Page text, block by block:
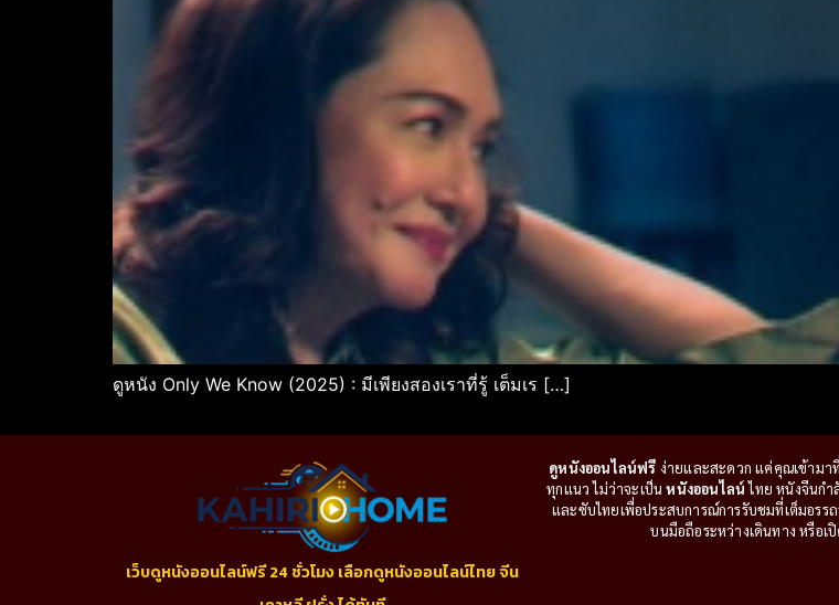
ดูหนัง Only We Know (2025) : มีเพียงสองเราที่รู้ เต็มเร […]
เว็บดูหนังออนไลน์ฟรี 24 ชั่วโมง เลือกดูหนังออนไลน์ไทย จีน
ดูหนังออนไลน์ฟรี ง่ายและสะดวก แค่คุณเข้ามาที่
ทุกแนว ไม่ว่าจะเป็นหนังออนไลน์ไทย หนังจีนกำ
และซับไทยเพื่อประสบการณ์การรับชมที่เต็มอรร
บนมือถือระหว่างเดินทาง หรือ